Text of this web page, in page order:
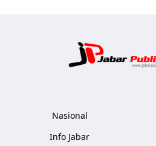
Nasional
Info Jabar